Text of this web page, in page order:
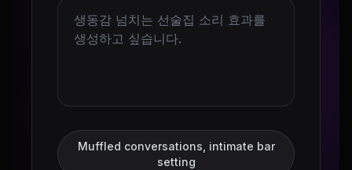
Muffled conversations, intimate bar
setting